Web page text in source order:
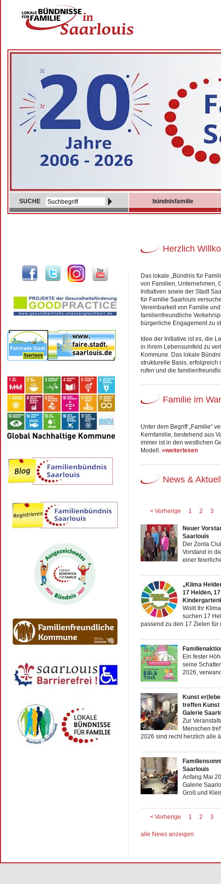
SUCHE bündnisfamilie
Herzlich
Das lokale „Bündnis für
von Familien, Unternehmen,
Initiativen sowie der Stadt
für Familie Saarlouis
Vereinbarkeit von Familie
familienfreundliche
bürgerliche Engagement zu
Idee der Initiative ist es, die
in ihrem Lebensumfeld zu
Kommune. Das lokale
strukturelle Basis, erfolgreich
rufen und die
Familie im
Unter dem Begriff „Familie“
Kernfamilie, bestehend aus
immer ist in den westlichen
Modell. »weiterlesen
News &
< Vorherige 1 2 3
Neuer
Saarlouis
Der Zonta
Vorstand in
einer
„Klima
17 Helden,
Wollt Ihr
suchen 17
passend zu den 17 Zielen für
Ein fester
seine
2026,
Kunst
treffen Kunst
Galerie
Zur
Menschen
2026 sind recht herzlich alle
Saarlouis
Anfang Mai
Galerie
Groß und
< Vorherige 1 2 3
alle News anzeigen